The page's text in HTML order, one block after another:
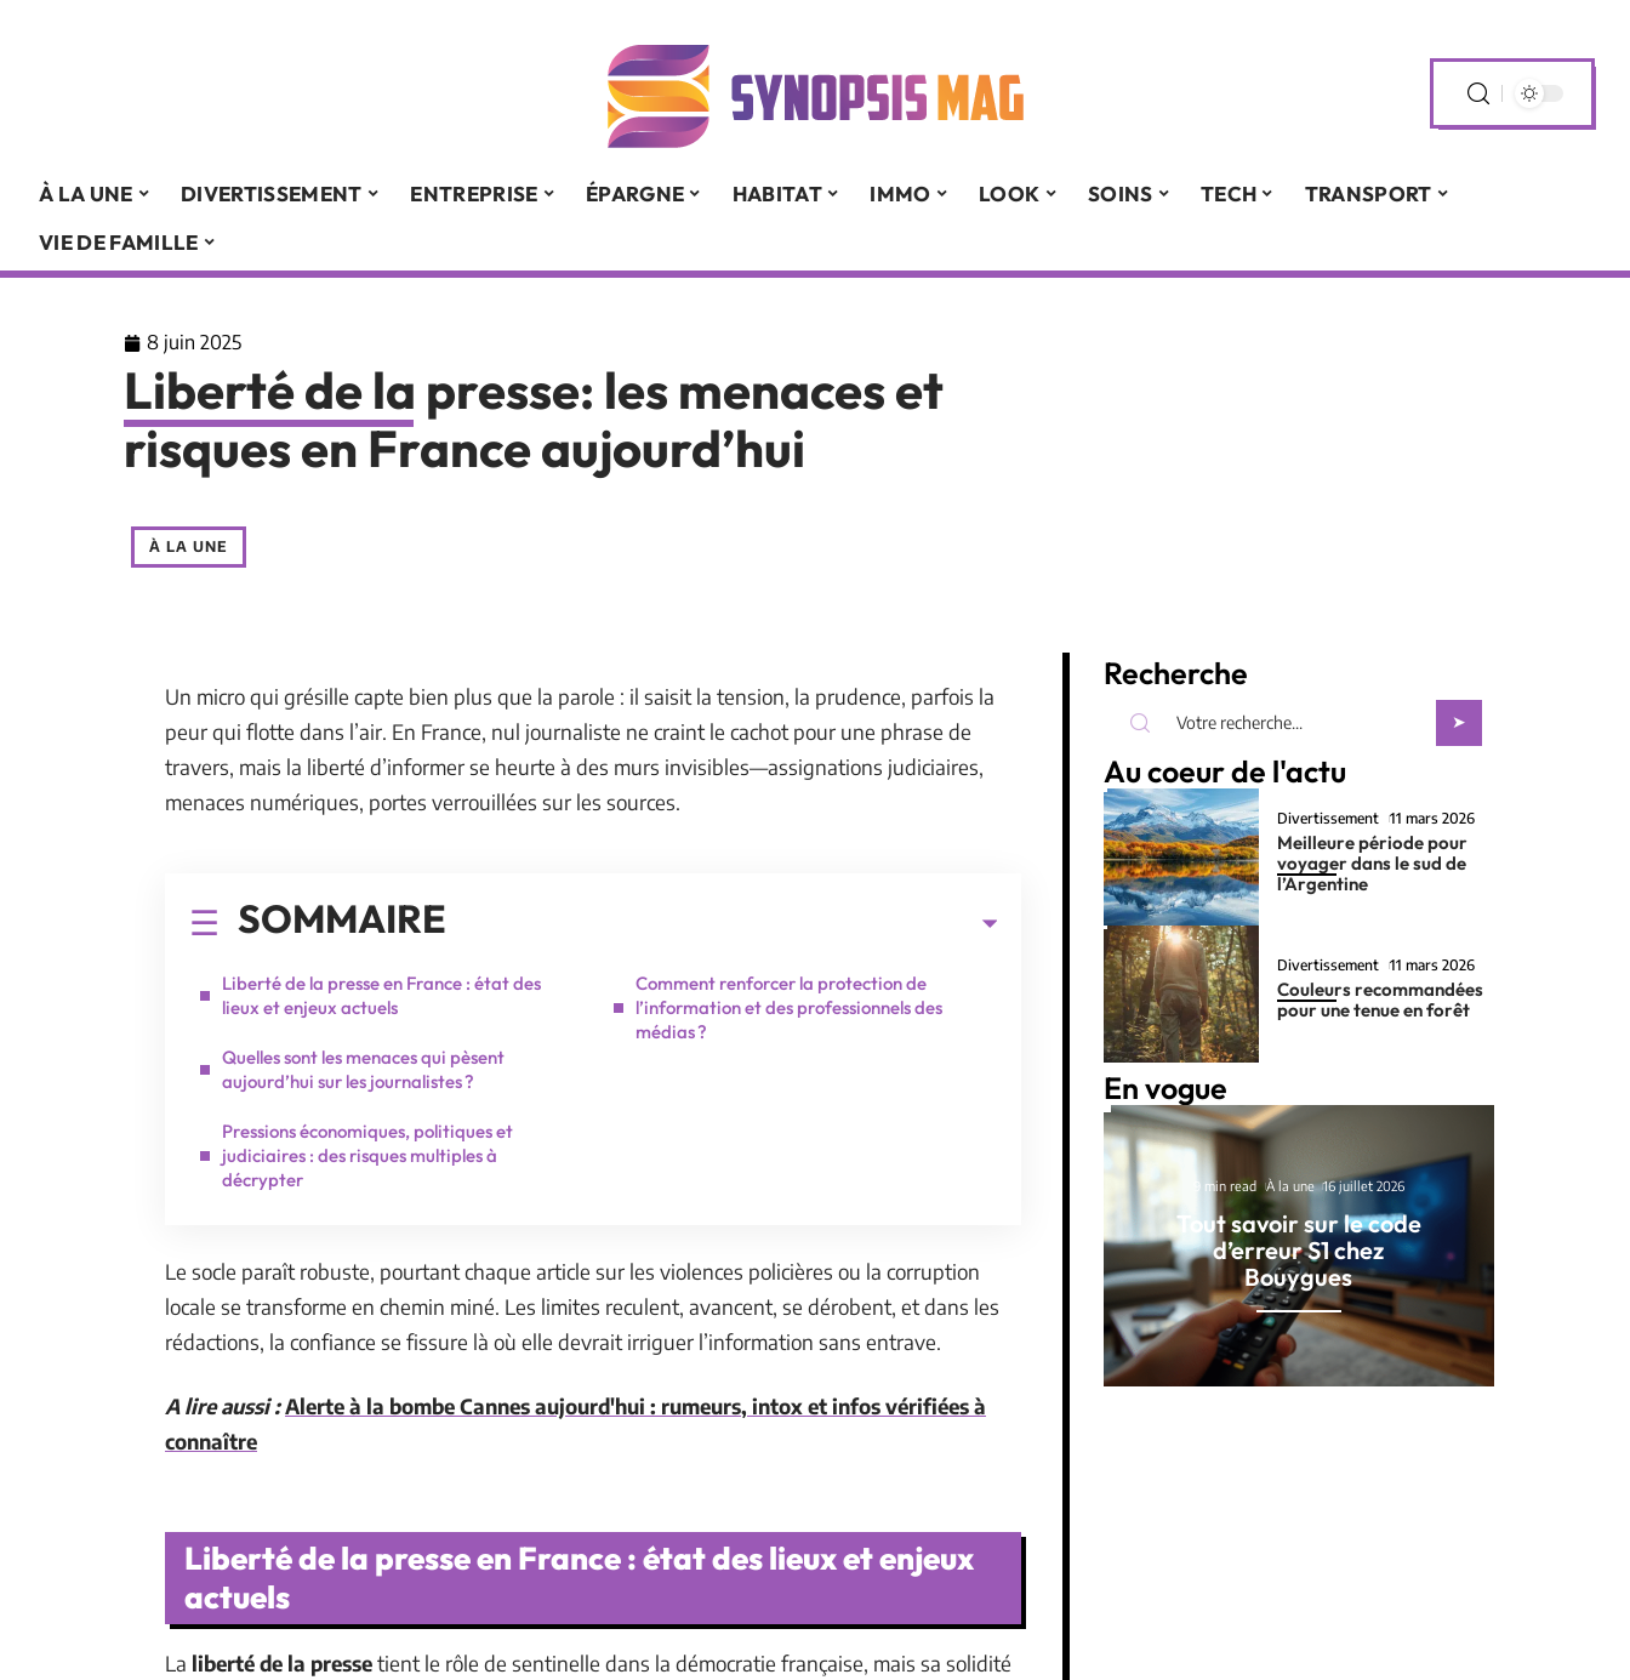
À LA UNE DIVERTISSEMENT ENTREPRISE ÉPARGNE HABITAT IMMO LOOK SOINS TECH
TRANSPORT
VIE DE FAMILLE
8 juin 2025
Liberté de la presse: les menaces et
risques en France aujourd’hui
À LA UNE
Un micro qui grésille capte bien plus que la parole : il saisit la tension, la prudence, parfois la
peur qui flotte dans l’air. En France, nul journaliste ne craint le cachot pour une phrase de
travers, mais la liberté d’informer se heurte à des murs invisibles—assignations judiciaires,
menaces numériques, portes verrouillées sur les sources.
SOMMAIRE
Liberté de la presse en France : état des
lieux et enjeux actuels
Quelles sont les menaces qui pèsent
aujourd’hui sur les journalistes ?
Pressions économiques, politiques et
judiciaires : des risques multiples à
décrypter
Comment renforcer la protection de
l’information et des professionnels des
médias ?
Le socle paraît robuste, pourtant chaque article sur les violences policières ou la corruption
locale se transforme en chemin miné. Les limites reculent, avancent, se dérobent, et dans les
rédactions, la confiance se fissure là où elle devrait irriguer l’information sans entrave.
A lire aussi :Alerte à la bombe Cannes aujourd'hui : rumeurs, intox et infos vérifiées à
connaître
Liberté de la presse en France : état des lieux et enjeux
actuels
La liberté de la pressetient le rôle de sentinelle dans la démocratie française, mais sa solidité
Recherche
Au coeur de l'actu
Divertissement 11 mars 2026
Meilleure période pour
voyager dans le sud de
l’Argentine
Divertissement 11 mars 2026
Couleurs recommandées
pour une tenue en forêt
En vogue
9 min read À la une 16 juillet 2026
Tout savoir sur le code
d’erreur S1 chez
Bouygues